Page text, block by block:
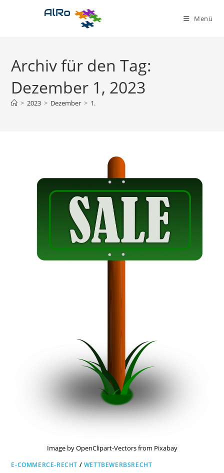
Menü
Archiv für den Tag:
Dezember 1, 2023
> 2023 > Dezember > 1.
Image by OpenClipart-Vectors from Pixabay
E-COMMERCE-RECHT / WETTBEWERBSRECHT